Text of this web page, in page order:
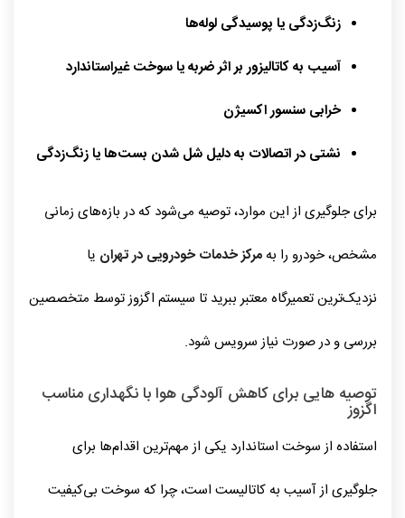
زنگ‌زدگی یا پوسیدگی لوله‌ها
آسیب به کاتالیزور بر اثر ضربه یا سوخت غیراستاندارد
خرابی سنسور اکسیژن
نشتی در اتصالات به دلیل شل شدن بست‌ها یا زنگ‌زدگی
برای جلوگیری از این موارد، توصیه می‌شود که در بازه‌های زمانی
مشخص، خودرو را بهمرکز خدمات خودرویی در تهران یا
نزدیک‌ترین تعمیرگاه معتبر ببرید تا سیستم اگزوز توسط متخصصین
بررسی و در صورت نیاز سرویس شود.
توصیه‌ هایی برای کاهش آلودگی هوا با نگهداری مناسب
اگزوز
استفاده از سوخت استاندارد یکی از مهم‌ترین اقدام‌ها برای
جلوگیری از آسیب به کاتالیست است، چرا که سوخت بی‌کیفیت